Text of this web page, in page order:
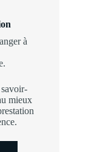
à
mieux